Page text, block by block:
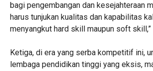
bagi pengembangan dan kesejahteraan
harus tunjukan kualitas dan kapabilitas
menyangkut hard skill maupun soft skill,”
Ketiga, di era yang serba kompetitif ini,
lembaga pendidikan tinggi yang eksis,